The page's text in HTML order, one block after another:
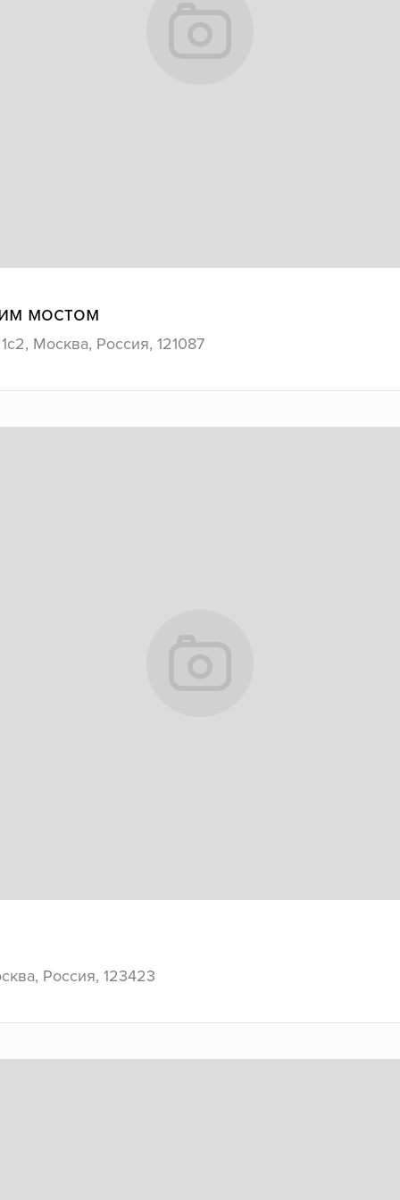
мостом
Москва, Россия, 121087
Россия, 123423